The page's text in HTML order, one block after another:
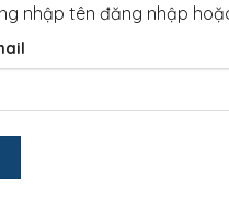
nhập tên đăng nhập